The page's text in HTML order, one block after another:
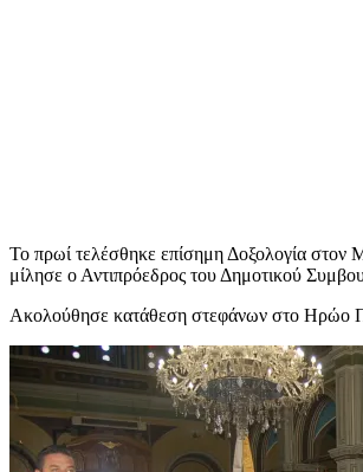
Το πρωί τελέσθηκε επίσημη Δοξολογία στον
μίλησε ο Αντιπρόεδρος του Δημοτικού
Ακολούθησε κατάθεση στεφάνων στο Ηρώο